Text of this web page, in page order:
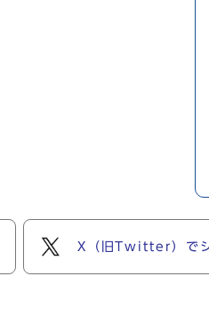
X（旧Twitter）で